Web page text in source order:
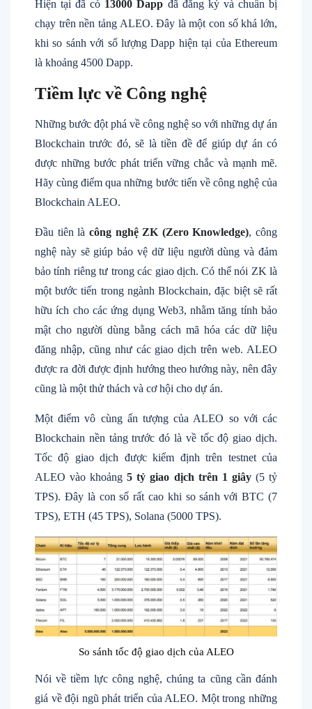
Hiện tại đã có 13000 Dapp đã đăng ký và chuẩn bị
chạy trên nền tảng ALEO. Đây là một con số khá lớn,
khi so sánh với số lượng Dapp hiện tại của Ethereum
là khoảng 4500 Dapp.
Tiềm lực về Công nghệ
Những bước đột phá về công nghệ so với những dự án
Blockchain trước đó, sẽ là tiền đề để giúp dự án có
được những bước phát triển vững chắc và mạnh mẽ.
Hãy cùng điểm qua những bước tiến về công nghệ của
Blockchain ALEO.
Đầu tiên là công nghệ ZK (Zero Knowledge), công
nghệ này sẽ giúp bảo vệ dữ liệu người dùng và đảm
bảo tính riêng tư trong các giao dịch. Có thể nói ZK là
một bước tiến trong ngành Blockchain, đặc biệt sẽ rất
hữu ích cho các ứng dụng Web3, nhằm tăng tính bảo
mật cho người dùng bằng cách mã hóa các dữ liệu
đăng nhập, cũng như các giao dịch trên web. ALEO
được ra đời được định hướng theo hướng này, nên đây
cũng là một thử thách và cơ hội cho dự án.
Một điểm vô cùng ấn tượng của ALEO so với các
Blockchain nền tảng trước đó là về tốc độ giao dịch.
Tốc độ giao dịch được kiểm định trên testnet của
ALEO vào khoảng5 tỷ giao dịch trên 1 giây(5 tỷ
TPS). Đây là con số rất cao khi so sánh với BTC (7
TPS), ETH (45 TPS), Solana (5000 TPS).
So sánh tốc độ giao dịch của ALEO
Nói về tiềm lực công nghệ, chúng ta cũng cần đánh
giá về đội ngũ phát triển của ALEO. Một trong những